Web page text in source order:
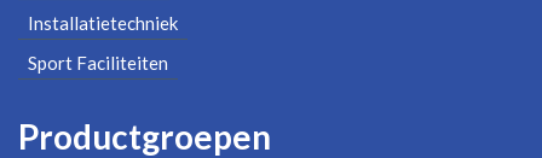
Installatietechniek
Sport Faciliteiten
Productgroepen